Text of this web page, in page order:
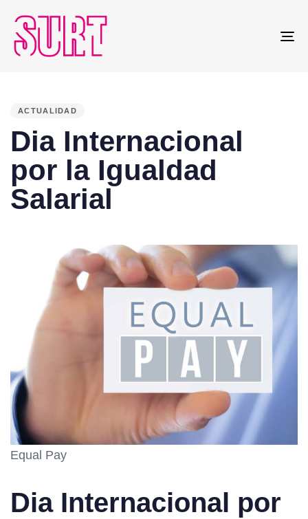
ACTUALIDAD
Dia Internacional
por la Igualdad
Salarial
Equal Pay
Dia Internacional por